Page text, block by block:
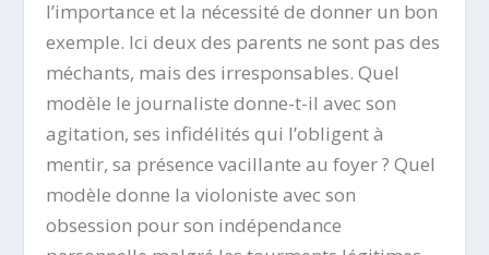
l’importance et la nécessité de donner un bon
exemple. Ici deux des parents ne sont pas des
méchants, mais des irresponsables. Quel
modèle le journaliste donne-t-il avec son
agitation, ses infidélités qui l’obligent à
mentir, sa présence vacillante au foyer ? Quel
modèle donne la violoniste avec son
obsession pour son indépendance